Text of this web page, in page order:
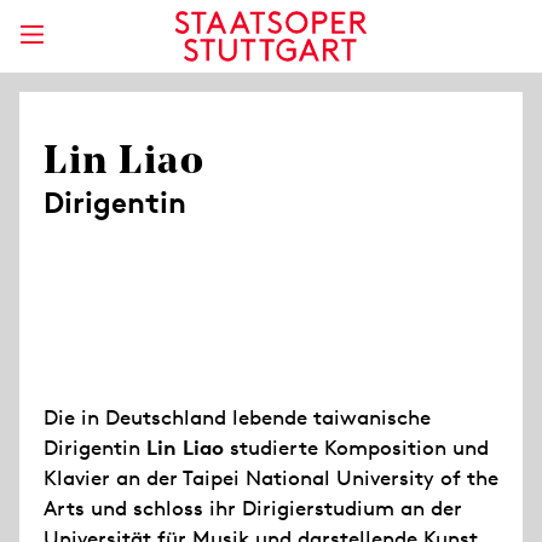
Lin Liao
Dirigentin
Die in Deutschland lebende taiwanische
Dirigentin Lin Liao studierte Komposition und
Klavier an der Taipei National University of the
Arts und schloss ihr Dirigierstudium an der